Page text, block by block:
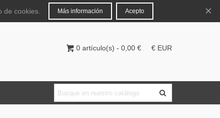
Español Iniciar sesión
0 artículo(s) - 0,00 € € EUR
de cookies. Más información Acepto ×